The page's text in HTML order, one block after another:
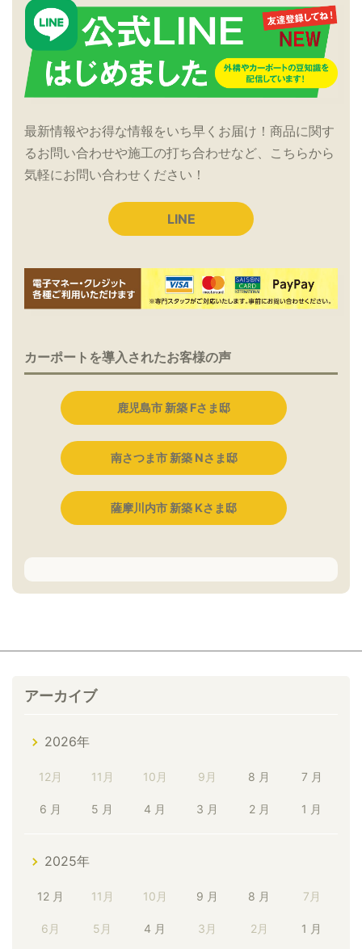
最新情報やお得な情報をいち早くお届け！商品に関す
るお問い合わせや施工の打ち合わせなど、こちらから
気軽にお問い合わせください！
LINE
カーポートを導入されたお客様の声
鹿児島市 新築 Fさま邸
南さつま市 新築 Nさま邸
薩摩川内市 新築 Kさま邸
アーカイブ
2026年
12月 11月 10月 9月 8 月 7 月
6 月 5 月 4 月 3 月 2 月 1 月
2025年
12 月 11月 10月 9 月 8 月 7月
6月 5月 4 月 3月 2月 1 月